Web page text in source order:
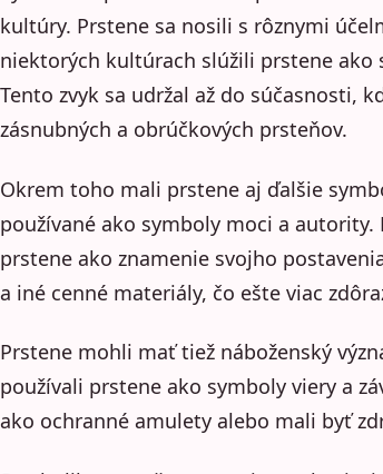
kultúry. Prstene sa nosili s rôznymi
niektorých kultúrach slúžili prstene ako
Tento zvyk sa udržal až do súčasnosti,
zásnubných a obrúčkových prsteňov.
Okrem toho mali prstene aj ďalšie
používané ako symboly moci a
prstene ako znamenie svojho
a iné cenné materiály, čo ešte viac
Prstene mohli mať tiež náboženský
používali prstene ako symboly viery a
ako ochranné amulety alebo mali byť